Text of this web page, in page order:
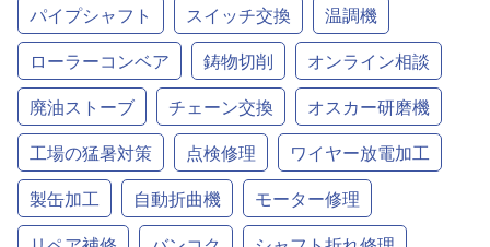
パイプシャフト
スイッチ交換
温調機
ローラーコンベア
鋳物切削
オンライン相談
廃油ストーブ
チェーン交換
オスカー研磨機
工場の猛暑対策
点検修理
ワイヤー放電加工
製缶加工
自動折曲機
モーター修理